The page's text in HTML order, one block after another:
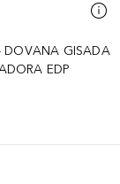
DOVANA GISADA
EDP